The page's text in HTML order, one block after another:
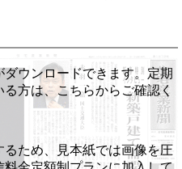
ウンロードできます。定期
方は、こちらからご確認く
ため、見本紙では画像を圧